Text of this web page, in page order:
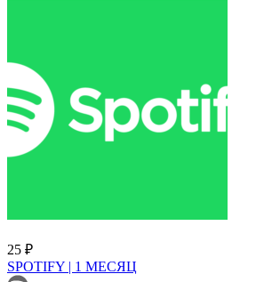
25 ₽
SPOTIFY | 1 МЕСЯЦ